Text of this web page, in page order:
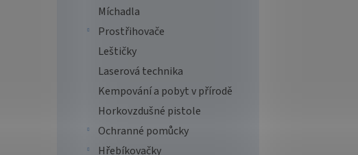
Míchadla
Prostřihovače
Leštičky
Laserová technika
Kempování a pobyt v přírodě
Horkovzdušné pistole
Ochranné pomůcky
Hřebíkovačky